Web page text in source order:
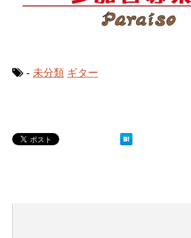
- 未分類 ギター